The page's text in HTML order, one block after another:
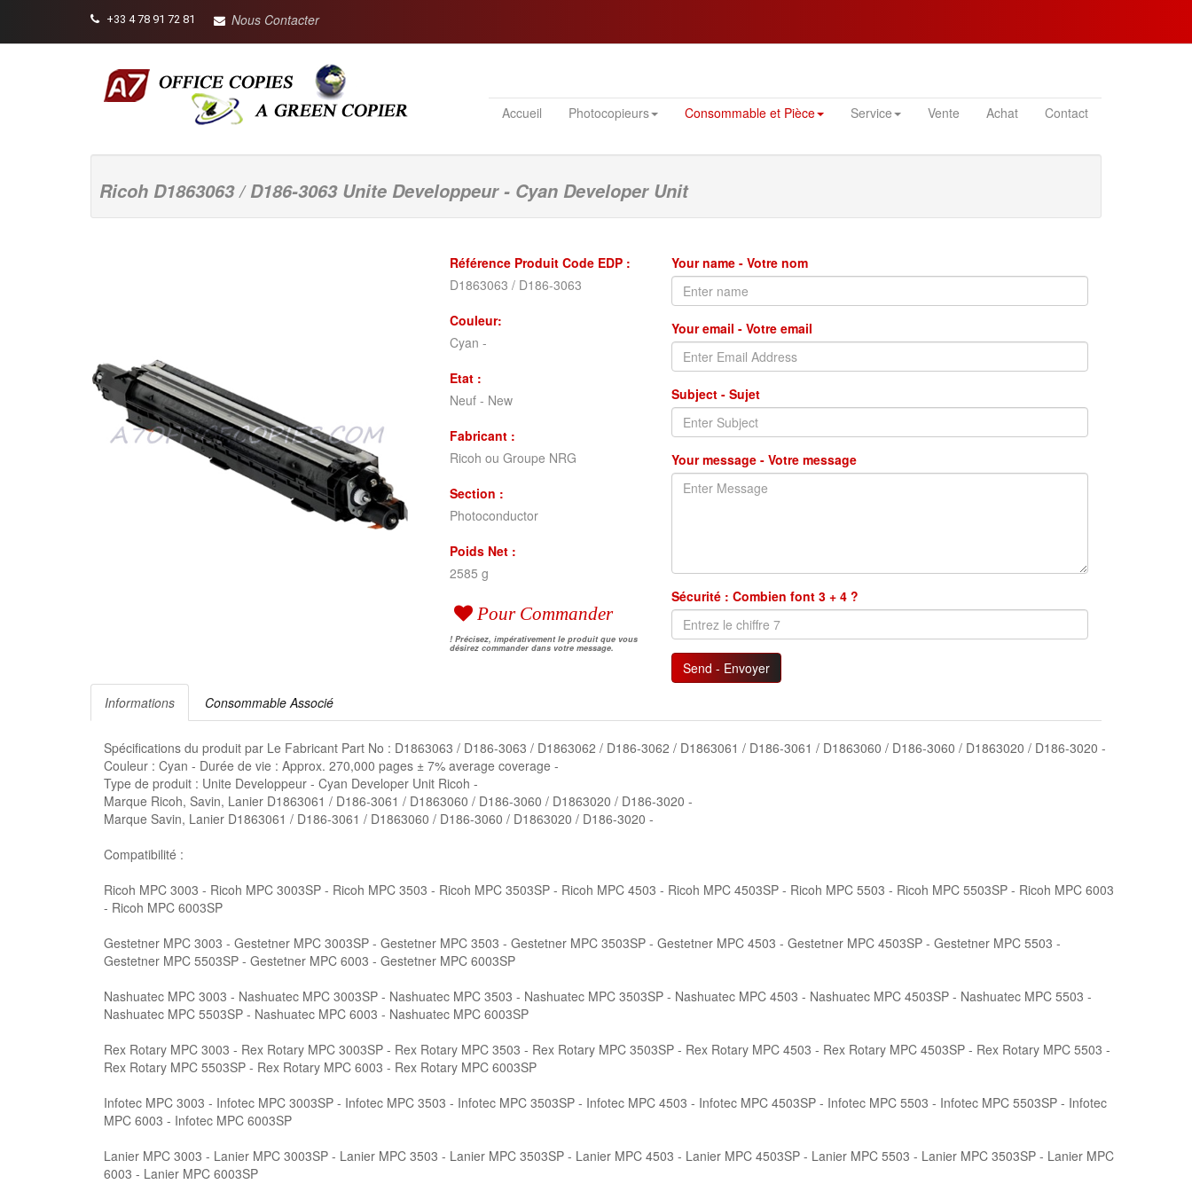
+33 4 78 91 72 81 Nous Contacter
Accueil Photocopieurs Consommable et Pièce Service Vente Achat Contact
Ricoh D1863063 / D186-3063 Unite Developpeur - Cyan Developer Unit
Référence Produit Code EDP :
D1863063 / D186-3063
Couleur:
Cyan -
Etat :
Neuf - New
Fabricant :
Ricoh ou Groupe NRG
Section :
Photoconductor
Poids Net :
2585 g
Pour Commander
! Précisez, impérativement le produit que vous
désirez commander dans votre message.
Your name - Votre nom
Your email - Votre email
Subject - Sujet
Your message - Votre message
Sécurité : Combien font 3 + 4 ?
Send - Envoyer
Informations
Consommable Associé
Spécifications du produit par Le Fabricant Part No : D1863063 / D186-3063 / D1863062 / D186-3062 / D1863061 / D186-3061 / D1863060 / D186-3060 / D1863020 / D186-3020 -
Couleur : Cyan - Durée de vie : Approx. 270,000 pages ± 7% average coverage -
Type de produit : Unite Developpeur - Cyan Developer Unit Ricoh -
Marque Ricoh, Savin, Lanier D1863061 / D186-3061 / D1863060 / D186-3060 / D1863020 / D186-3020 -
Marque Savin, Lanier D1863061 / D186-3061 / D1863060 / D186-3060 / D1863020 / D186-3020 -
Compatibilité :
Ricoh MPC 3003 - Ricoh MPC 3003SP - Ricoh MPC 3503 - Ricoh MPC 3503SP - Ricoh MPC 4503 - Ricoh MPC 4503SP - Ricoh MPC 5503 - Ricoh MPC 5503SP - Ricoh MPC 6003
- Ricoh MPC 6003SP
Gestetner MPC 3003 - Gestetner MPC 3003SP - Gestetner MPC 3503 - Gestetner MPC 3503SP - Gestetner MPC 4503 - Gestetner MPC 4503SP - Gestetner MPC 5503 -
Gestetner MPC 5503SP - Gestetner MPC 6003 - Gestetner MPC 6003SP
Nashuatec MPC 3003 - Nashuatec MPC 3003SP - Nashuatec MPC 3503 - Nashuatec MPC 3503SP - Nashuatec MPC 4503 - Nashuatec MPC 4503SP - Nashuatec MPC 5503 -
Nashuatec MPC 5503SP - Nashuatec MPC 6003 - Nashuatec MPC 6003SP
Rex Rotary MPC 3003 - Rex Rotary MPC 3003SP - Rex Rotary MPC 3503 - Rex Rotary MPC 3503SP - Rex Rotary MPC 4503 - Rex Rotary MPC 4503SP - Rex Rotary MPC 5503 -
Rex Rotary MPC 5503SP - Rex Rotary MPC 6003 - Rex Rotary MPC 6003SP
Infotec MPC 3003 - Infotec MPC 3003SP - Infotec MPC 3503 - Infotec MPC 3503SP - Infotec MPC 4503 - Infotec MPC 4503SP - Infotec MPC 5503 - Infotec MPC 5503SP - Infotec
MPC 6003 - Infotec MPC 6003SP
Lanier MPC 3003 - Lanier MPC 3003SP - Lanier MPC 3503 - Lanier MPC 3503SP - Lanier MPC 4503 - Lanier MPC 4503SP - Lanier MPC 5503 - Lanier MPC 3503SP - Lanier MPC
6003 - Lanier MPC 6003SP